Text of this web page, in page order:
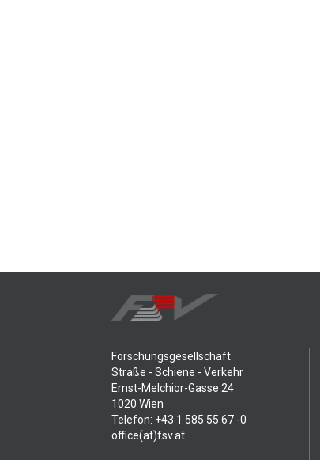
Forschungsgesellschaft
Straße - Schiene - Verkehr
Ernst-Melchior-Gasse 24
1020 Wien
Telefon: +43 1 585 55 67 -0
office(at)fsv.at